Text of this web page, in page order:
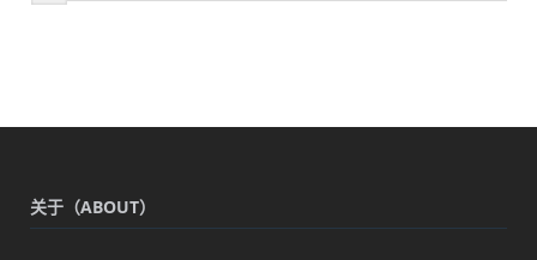
关于（ABOUT）